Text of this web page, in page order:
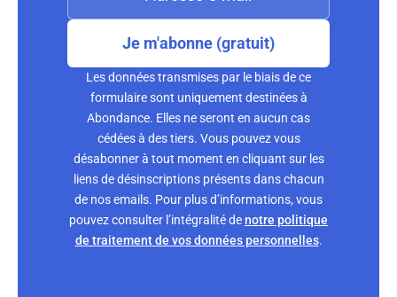
Je m'abonne (gratuit)
Les données transmises par le biais de ce
formulaire sont uniquement destinées à
Abondance. Elles ne seront en aucun cas
cédées à des tiers. Vous pouvez vous
désabonner à tout moment en cliquant sur les
liens de désinscriptions présents dans chacun
de nos emails. Pour plus d’informations, vous
pouvez consulter l’intégralité denotre politique
de traitement de vos données personnelles.